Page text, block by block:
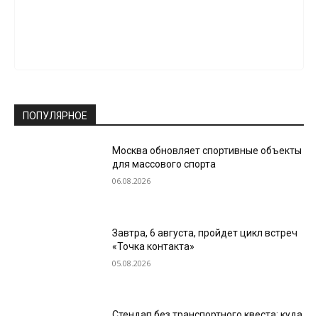
ПОПУЛЯРНОЕ
Москва обновляет спортивные объекты
для массового спорта
06.08.2026
Завтра, 6 августа, пройдет цикл встреч
«Точка контакта»
05.08.2026